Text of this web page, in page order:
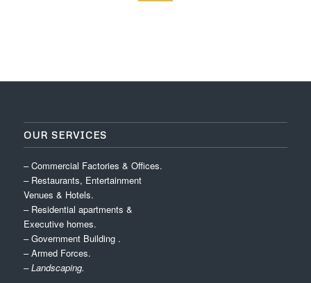
OUR SERVICES
– Commercial Factories & Offices.
– Restaurants, Entertainment
Venues & Hotels.
– Residential apartments &
Executive homes.
– Government Building .
– Armed Forces.
– Landscaping.